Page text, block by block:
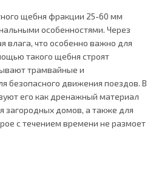
щебня фракции 25-60 мм
особенностями. Через
влага, что особенно важно для
такого щебня строят
трамвайные и
безопасного движения поездов. В
его как дренажный материал
загородных домов, а также для
с течением времени не размоет